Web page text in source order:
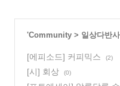
'Community > 일상다반사
[에피소드] 커피믹스 (2)
[시] 회상 (0)